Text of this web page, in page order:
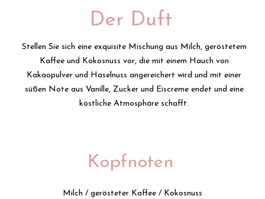
Der Duft
Stellen Sie sich eine exquisite Mischung aus Milch, geröstetem
Kaffee und Kokosnuss vor, die mit einem Hauch von
Kakaopulver und Haselnuss angereichert wird und mit einer
süßen Note aus Vanille, Zucker und Eiscreme endet und eine
köstliche Atmosphäre schafft.
Kopfnoten
Milch / gerösteter Kaffee / Kokosnuss